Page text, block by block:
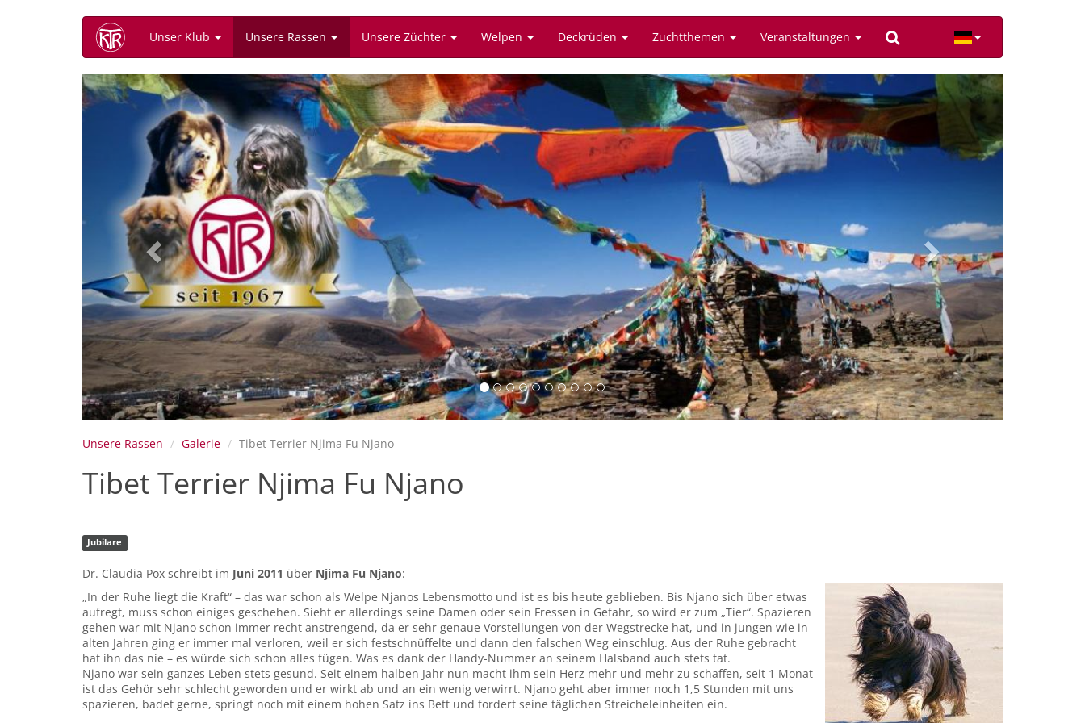
Unser Klub Unsere Rassen Unsere Züchter Welpen Deckrüden Zuchtthemen Veranstaltungen
Previous Next
Unsere Rassen Galerie Tibet Terrier Njima Fu Njano
Tibet Terrier Njima Fu Njano
Jubilare
Dr. Claudia Pox schreibt im Juni 2011 über Njima Fu Njano:
„In der Ruhe liegt die Kraft“ – das war schon als Welpe Njanos Lebensmotto und ist es bis heute geblieben. Bis Njano sich über etwas
aufregt, muss schon einiges geschehen. Sieht er allerdings seine Damen oder sein Fressen in Gefahr, so wird er zum „Tier“. Spazieren
gehen war mit Njano schon immer recht anstrengend, da er sehr genaue Vorstellungen von der Wegstrecke hat, und in jungen wie in
alten Jahren ging er immer mal verloren, weil er sich festschnüffelte und dann den falschen Weg einschlug. Aus der Ruhe gebracht
hat ihn das nie – es würde sich schon alles fügen. Was es dank der Handy-Nummer an seinem Halsband auch stets tat.
Njano war sein ganzes Leben stets gesund. Seit einem halben Jahr nun macht ihm sein Herz mehr und mehr zu schaffen, seit 1 Monat
ist das Gehör sehr schlecht geworden und er wirkt ab und an ein wenig verwirrt. Njano geht aber immer noch 1,5 Stunden mit uns
spazieren, badet gerne, springt noch mit einem hohen Satz ins Bett und fordert seine täglichen Streicheleinheiten ein.